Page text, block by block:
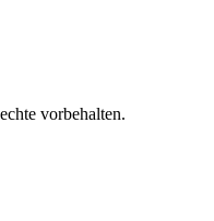
vorbehalten.